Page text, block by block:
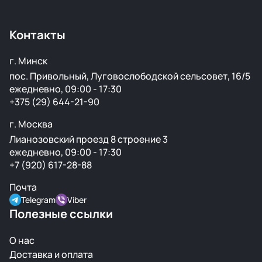
подготовку перед продажей.
Контакты
г. Минск
пос. Привольный, Луговослободской сельсовет, 16/5
ежедневно, 09:00 - 17:30
+375 (29) 644-21-90
г. Москва
Лианозовский проезд 8 строение 3
ежедневно, 09:00 - 17:30
+7 (920) 617-28-88
Почта
Telegram Viber
Полезные ссылки
О нас
Доставка и оплата